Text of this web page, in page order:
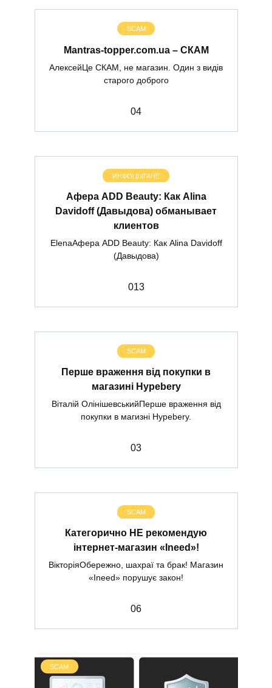
SCAM
Mantras-topper.com.ua – СКАМ
АлексейЦе СКАМ, не магазин. Один з видів
старого доброго
04
ИНФОЦЫГАНЕ
Афера ADD Beauty: Как Alina
Davidoff (Давыдова) обманывает
клиентов
ElenaАфера ADD Beauty: Как Alina Davidoff
(Давыдова)
013
SCAM
Перше враження від покупки в
магазині Hypebery
Віталій ОлінішевськийПерше враження від
покупки в магизні Hypebery.
03
SCAM
Категорично НЕ рекомендую
інтернет-магазин «Ineed»!
ВікторіяОбережно, шахраї та брак! Магазин
«Ineed» порушує закон!
06
SCAM